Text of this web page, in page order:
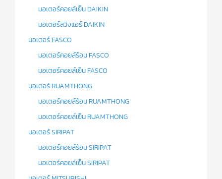
มอเตอร์คอยล์เย็น DAIKIN
มอเตอร์สวิงแอร์ DAIKIN
มอเตอร์ FASCO
มอเตอร์คอยล์ร้อน FASCO
มอเตอร์คอยล์เย็น FASCO
มอเตอร์ RUAMTHONG
มอเตอร์คอยล์ร้อน RUAMTHONG
มอเตอร์คอยล์เย็น RUAMTHONG
มอเตอร์ SIRIPAT
มอเตอร์คอยล์ร้อน SIRIPAT
มอเตอร์คอยล์เย็น SIRIPAT